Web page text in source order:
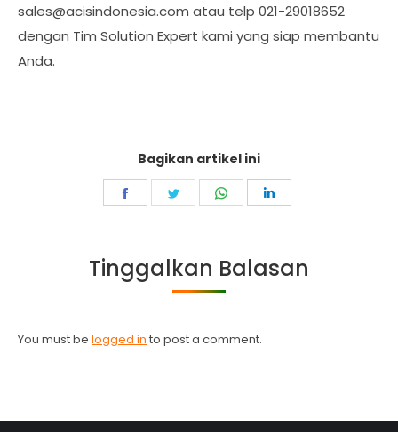
sales@acisindonesia.com atau telp 021-29018652
dengan Tim Solution Expert kami yang siap membantu
Anda.
Bagikan artikel ini
Share
Share
Share
Tinggalkan Balasan
You must be logged in to post a comment.